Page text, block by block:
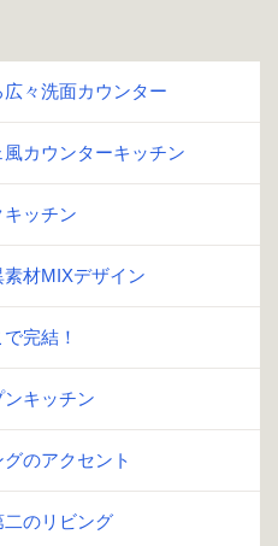
々洗面カウンター
カウンターキッチン
ッチン
材MIXデザイン
完結！
キッチン
のアクセント
のリビング